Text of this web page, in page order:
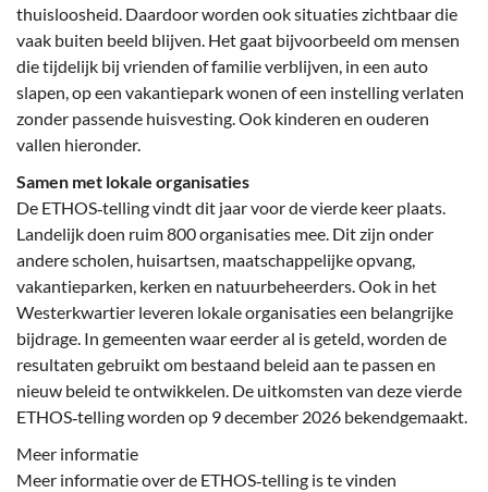
thuisloosheid. Daardoor worden ook situaties zichtbaar die
vaak buiten beeld blijven. Het gaat bijvoorbeeld om mensen
die tijdelijk bij vrienden of familie verblijven, in een auto
slapen, op een vakantiepark wonen of een instelling verlaten
zonder passende huisvesting. Ook kinderen en ouderen
vallen hieronder.
Samen met lokale organisaties
De ETHOS‑telling vindt dit jaar voor de vierde keer plaats.
Landelijk doen ruim 800 organisaties mee. Dit zijn onder
andere scholen, huisartsen, maatschappelijke opvang,
vakantieparken, kerken en natuurbeheerders. Ook in het
Westerkwartier leveren lokale organisaties een belangrijke
bijdrage. In gemeenten waar eerder al is geteld, worden de
resultaten gebruikt om bestaand beleid aan te passen en
nieuw beleid te ontwikkelen. De uitkomsten van deze vierde
ETHOS‑telling worden op 9 december 2026 bekendgemaakt.
Meer informatie
Meer informatie over de ETHOS‑telling is te vinden